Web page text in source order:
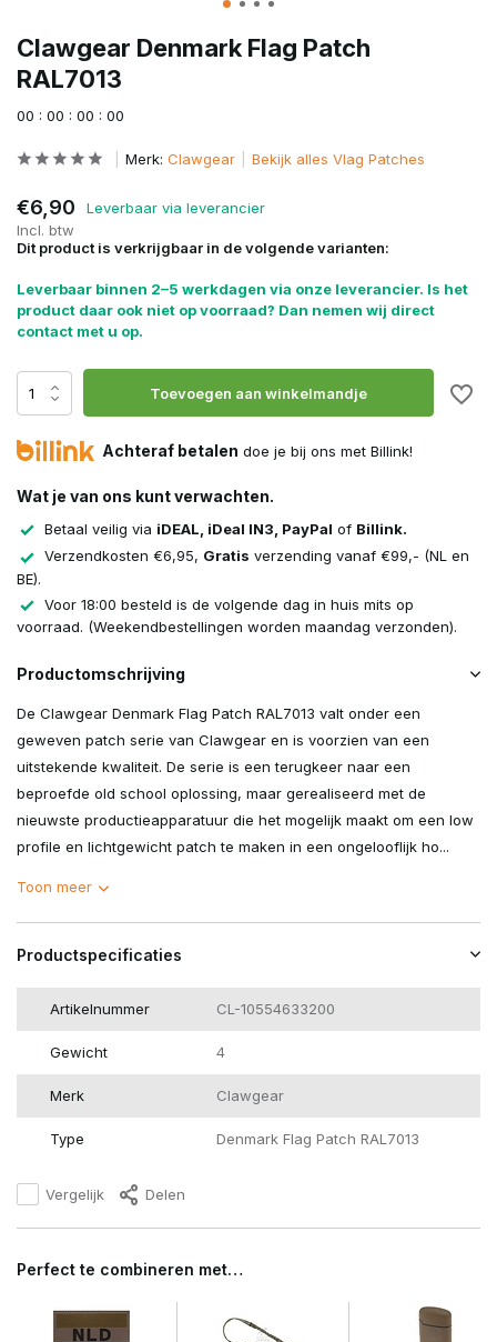
Clawgear Denmark Flag Patch
RAL7013
00 : 00 : 00 : 00
Merk: Clawgear Bekijk alles Vlag Patches
€6,90
Leverbaar via leverancier
Incl. btw
Dit product is verkrijgbaar in de volgende varianten:
Leverbaar binnen 2–5 werkdagen via onze leverancier. Is het
product daar ook niet op voorraad? Dan nemen wij direct
contact met u op.
Toevoegen aan winkelmandje
Achteraf betalen doe je bij ons met Billink!
Wat je van ons kunt verwachten.
Betaal veilig via iDEAL, iDeal IN3, PayPal of Billink.
Verzendkosten €6,95, Gratis verzending vanaf €99,- (NL en
BE).
Voor 18:00 besteld is de volgende dag in huis mits op
voorraad. (Weekendbestellingen worden maandag verzonden).
Productomschrijving
De Clawgear Denmark Flag Patch RAL7013 valt onder een
geweven patch serie van Clawgear en is voorzien van een
uitstekende kwaliteit. De serie is een terugkeer naar een
beproefde old school oplossing, maar gerealiseerd met de
nieuwste productieapparatuur die het mogelijk maakt om een low
profile en lichtgewicht patch te maken in een ongelooflijk ho...
Toon meer
Productspecificaties
Artikelnummer CL-10554633200
Gewicht 4
Merk Clawgear
Type Denmark Flag Patch RAL7013
Vergelijk Delen
Perfect te combineren met…